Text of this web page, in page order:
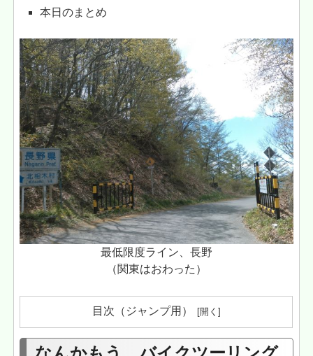
本日のまとめ
最低限度ライン、長野
（関東はおわった）
目次（ジャンプ用）